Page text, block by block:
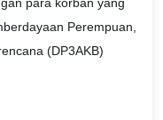
Perempuan,
(DP3AKB)